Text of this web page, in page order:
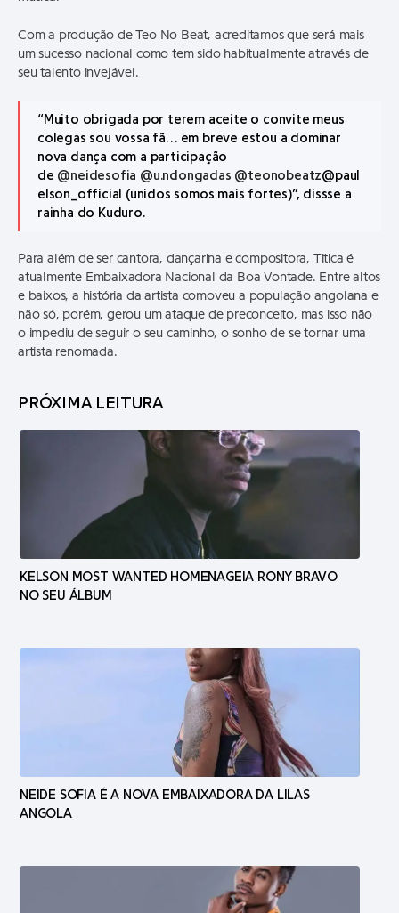
Com a produção de Teo No Beat, acreditamos que será mais
um sucesso nacional como tem sido habitualmente através de
seu talento invejável.
“Muito obrigada por terem aceite o convite meus
colegas sou vossa fã… em breve estou a dominar
nova dança com a participação
de @neidesofia @u.ndongadas @teonobeatz@paul
elson_official (unidos somos mais fortes)”, dissse a
rainha do Kuduro.
Para além de ser cantora, dançarina e compositora, Titica é
atualmente Embaixadora Nacional da Boa Vontade. Entre altos
e baixos, a história da artista comoveu a população angolana e
não só, porém, gerou um ataque de preconceito, mas isso não
o impediu de seguir o seu caminho, o sonho de se tornar uma
artista renomada.
PRÓXIMA LEITURA
KELSON MOST WANTED HOMENAGEIA RONY BRAVO
NO SEU ÁLBUM
NEIDE SOFIA É A NOVA EMBAIXADORA DA LILAS
ANGOLA